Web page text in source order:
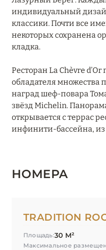
Le Mas Candille
Les Roches Rouges
Lily of the Valley
Lou Pinet
Maison Albar – Le Victoria
Pan Deï Palais
Royal Antibes
Thalazur Antibes –
Villa Marie Saint-Tropez
индивидуальный
классики. Почти все
некоторых сохранена
кладка.
Ресторан La Chèvre
обладателя множества
наград шеф-повара
звёзд Michelin.
открывается с террас
инфинити-бассейна,
НОМЕРА
TRADITION
Площадь:30 М²
Максимальное